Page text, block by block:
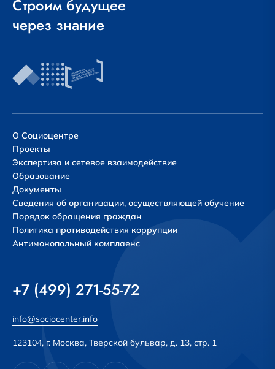
Строим будущее
через знание
О Социоцентре
Проекты
Экспертиза и сетевое взаимодействие
Образование
Документы
Сведения об организации, осуществляющей обучение
Порядок обращения граждан
Политика противодействия коррупции
Антимонопольный комплаенс
+7 (499) 271-55-72
info@sociocenter.info
123104, г. Москва, Тверской бульвар, д. 13, стр. 1